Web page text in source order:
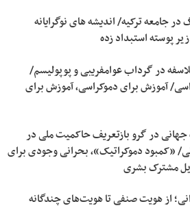
در جامعه ترکیه/ اندیشه های نوگرایانه
پوسته استبداد زده
در گرداب عوامفریبی و پوپولیسم/
آموزش برای دموکراسی، آموزش برای
جهانی در گرو بازتعریف حاکمیت ملی در
«کمبود دموکراتیک»، بحرانی وجودی برای
مشترک بشری
از هویت صنفی تا هویت‌های چندگانه